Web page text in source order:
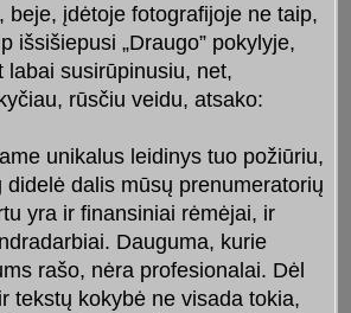
beje, įdėtoje fotografijoje ne taip,
išsišiepusi „Draugo” pokylyje,
labai susirūpinusiu, net,
rūsčiu veidu, atsako:
unikalus leidinys tuo požiūriu,
didelė dalis mūsų prenumeratorių
yra ir finansiniai rėmėjai, ir
Dauguma, kurie
rašo, nėra profesionalai. Dėl
tekstų kokybė ne visada tokia,